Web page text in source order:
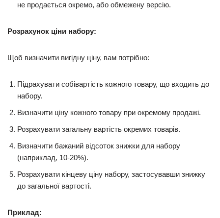
не продається окремо, або обмежену версію.
Розрахунок ціни набору:
Щоб визначити вигідну ціну, вам потрібно:
Підрахувати собівартість кожного товару, що входить до
набору.
Визначити ціну кожного товару при окремому продажі.
Розрахувати загальну вартість окремих товарів.
Визначити бажаний відсоток знижки для набору
(наприклад, 10-20%).
Розрахувати кінцеву ціну набору, застосувавши знижку
до загальної вартості.
Приклад: